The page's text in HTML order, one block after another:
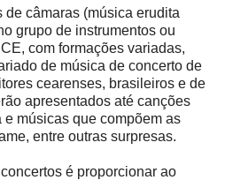
de câmaras (música erudita
grupo de instrumentos ou
com formações variadas,
de música de concerto de
cearenses, brasileiros e de
apresentados até canções
músicas que compõem as
entre outras surpresas.
é proporcionar ao